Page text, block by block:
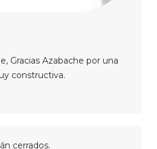
Gracias Azabache por una
constructiva.
cerrados.